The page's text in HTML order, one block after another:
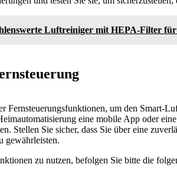
Luftreiniger mit HEPA-Filter
Fernsteuerungsfunktionen, um den Smart-
eine mobile App oder
Stellen Sie sicher, dass Sie über eine
gewährleisten.
zu nutzen, befolgen Sie bitte die